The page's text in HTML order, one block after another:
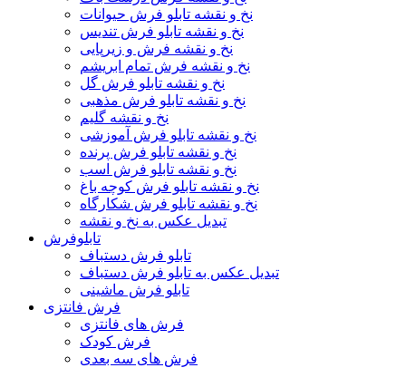
نخ و نقشه تابلو فرش حیوانات
نخ و نقشه تابلو فرش تندیس
نخ و نقشه فرش و زیرپایی
نخ و نقشه فرش تمام ابریشم
نخ و نقشه تابلو فرش گل
نخ و نقشه تابلو فرش مذهبی
نخ و نقشه گلیم
نخ و نقشه تابلو فرش آموزشی
نخ و نقشه تابلو فرش پرنده
نخ و نقشه تابلو فرش اسب
نخ و نقشه تابلو فرش کوچه باغ
نخ و نقشه تابلو فرش شکارگاه
تبدیل عکس به نخ و نقشه
تابلوفرش
تابلو فرش دستباف
تبدیل عکس به تابلو فرش دستباف
تابلو فرش ماشینی
فرش فانتزی
فرش های فانتزی
فرش کودک
فرش های سه بعدی